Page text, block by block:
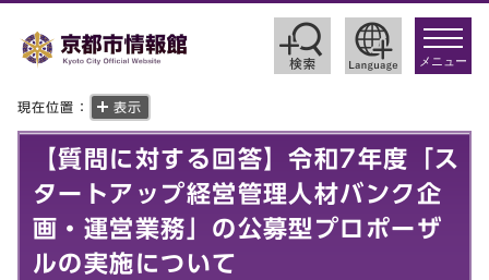
toggle
メニュー
現在位置： 表示
【質問に対する回答】令和7年度「ス
タートアップ経営管理人材バンク企
画・運営業務」の公募型プロポーザ
ルの実施について